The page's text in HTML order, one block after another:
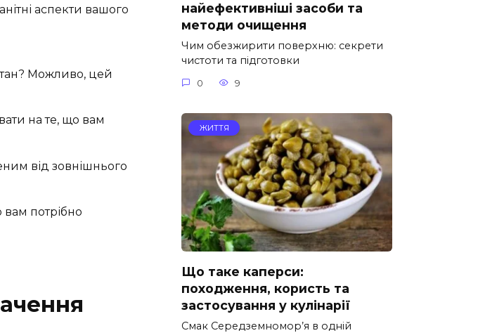
аспекти вашого
Можливо, цей
на те, що вам
від зовнішнього
потрібно
найефективніші засоби та
методи очищення
Чим обезжирити поверхню: секрети
чистоти та підготовки
0 9
ЖИТТЯ
Що таке каперси:
походження, користь та
застосування у кулінарії
Смак Середземномор’я в одній